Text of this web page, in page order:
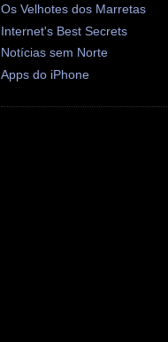
Os Velhotes dos Marretas
Internet's Best Secrets
Notícias sem Norte
Apps do iPhone